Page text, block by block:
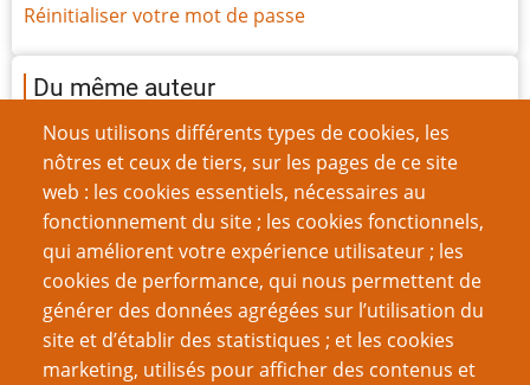
Nous utilisons différents types de cookies, les
nôtres et ceux de tiers, sur les pages de ce site
web : les cookies essentiels, nécessaires au
fonctionnement du site ; les cookies fonctionnels,
qui améliorent votre expérience utilisateur ; les
cookies de performance, qui nous permettent de
générer des données agrégées sur l’utilisation du
site et d’établir des statistiques ; et les cookies
marketing, utilisés pour afficher des contenus et
Réinitialiser votre mot de passe
Du même auteur
Introduction aux contrats sociaux
Partager le récit
Jouer en distanciel m’a transformé
Toujours donner un reçu à vos joueurs
La marche manquante
Structure pour les scénarios de convention
Construction de scénarios : le modèle insulaire
5 choses que les énigmes devraient être en JdR
La méthode 3-3-3 de préparation rapide de partie